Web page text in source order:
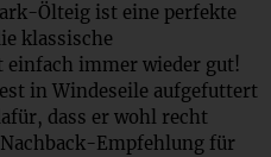
Ölteig ist eine perfekte
klassische
einfach immer wieder gut!
in Windeseile aufgefuttert
dass er wohl recht
Empfehlung für